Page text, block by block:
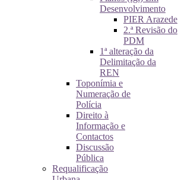
Desenvolvimento
PIER Arazede
2.ª Revisão do
PDM
1ª alteração da
Delimitação da
REN
Toponímia e
Numeração de
Polícia
Direito à
Informação e
Contactos
Discussão
Pública
Requalificação